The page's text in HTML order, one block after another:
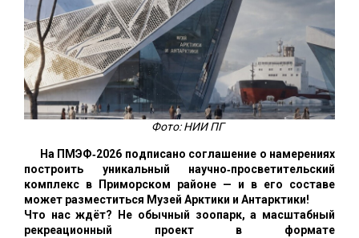
Фото: НИИ ПГ
На ПМЭФ‑2026 подписано соглашение о намерениях
построить уникальный научно‑просветительский
комплекс в Приморском районе — и в его составе
может разместиться Музей Арктики и Антарктики!
Что нас ждёт? Не обычный зоопарк, а масштабный
рекреационный проект в формате